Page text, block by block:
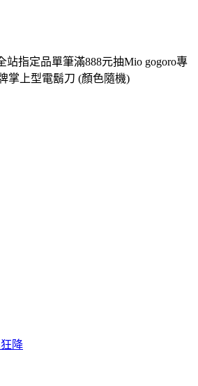
站指定品單筆滿888元抽Mio gogoro專
掌上型電鬍刀 (顏色隨機)
降